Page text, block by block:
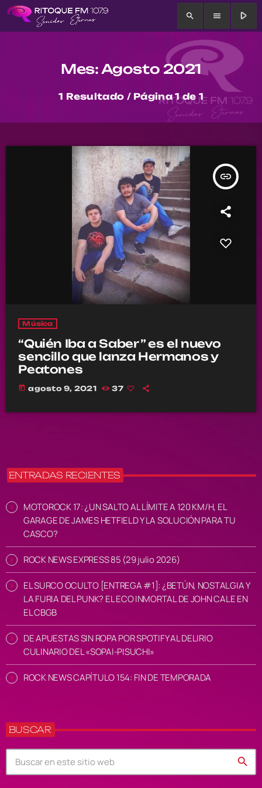
search menu play_arrow
Mes: Agosto 2021
1 Resultado / Página 1 de 1
insert_link
Música
“Quién Iba a Saber ” es el nuevo
sencillo que lanza Hermanos y
Peatones
today agosto 9, 2021 37
ENTRADAS RECIENTES
MOTOROCK 17: ¿UN SALTO AL LÍMITE A 120 KM/H, EL
GARAGE DE JAMES HETFIELD Y LA SOLUCIÓN PARA TU
CASCO?
ROCK NEWS EXPRESS 85 (29 julio 2026)
EL SURCO OCULTO [ENTREGA #1]: ¿BETÚN, NOSTALGIA Y
LA FURIA DEL PUNK? EL ECO INMORTAL DE JOHN CALE EN
EL CBGB
DE APUESTAS SIN ROPA POR SPOTIFY AL DELIRIO
CULINARIO DEL «SOPAI-PISUCHI»
ROCK NEWS CAPÍTULO 154: FIN DE TEMPORADA
BUSCAR
search